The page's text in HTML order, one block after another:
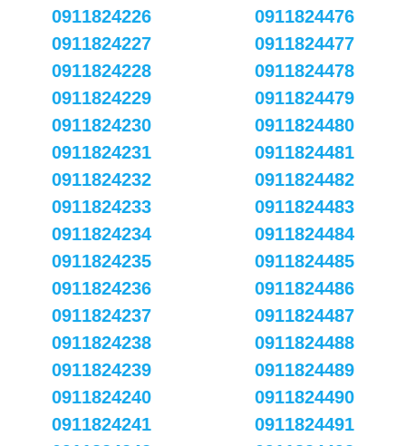
0911824226
0911824227
0911824228
0911824229
0911824230
0911824231
0911824232
0911824233
0911824234
0911824235
0911824236
0911824237
0911824238
0911824239
0911824240
0911824241
0911824476
0911824477
0911824478
0911824479
0911824480
0911824481
0911824482
0911824483
0911824484
0911824485
0911824486
0911824487
0911824488
0911824489
0911824490
0911824491